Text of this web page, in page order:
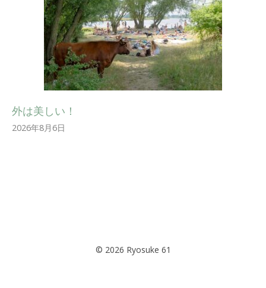
外は美しい！
2026年8月6日
© 2026 Ryosuke 61